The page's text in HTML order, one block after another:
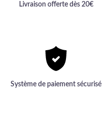
Livraison offerte dès 20€
Système de paiement sécurisé